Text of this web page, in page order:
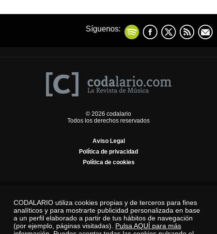
Síguenos:
© 2026 codalario
Todos los derechos reservados
Aviso Legal
Política de privacidad
Política de cookies
CODALARIO utiliza cookies propias y de terceros para fines
analíticos y para mostrarte publicidad personalizada en base
a un perfil elaborado a partir de tus hábitos de navegación
(por ejemplo, páginas visitadas). Pulsa AQUÍ para más